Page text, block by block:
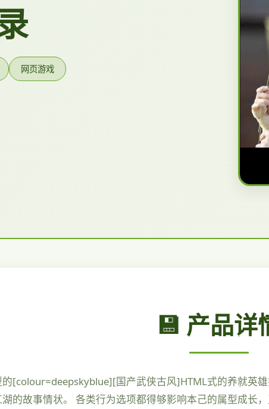
网页游戏
💾 产品详
[colour=deepskyblue][国产武侠古风]HTML式的养就英
的故事情状。 各类行为选项都得够影响本己的属型成长